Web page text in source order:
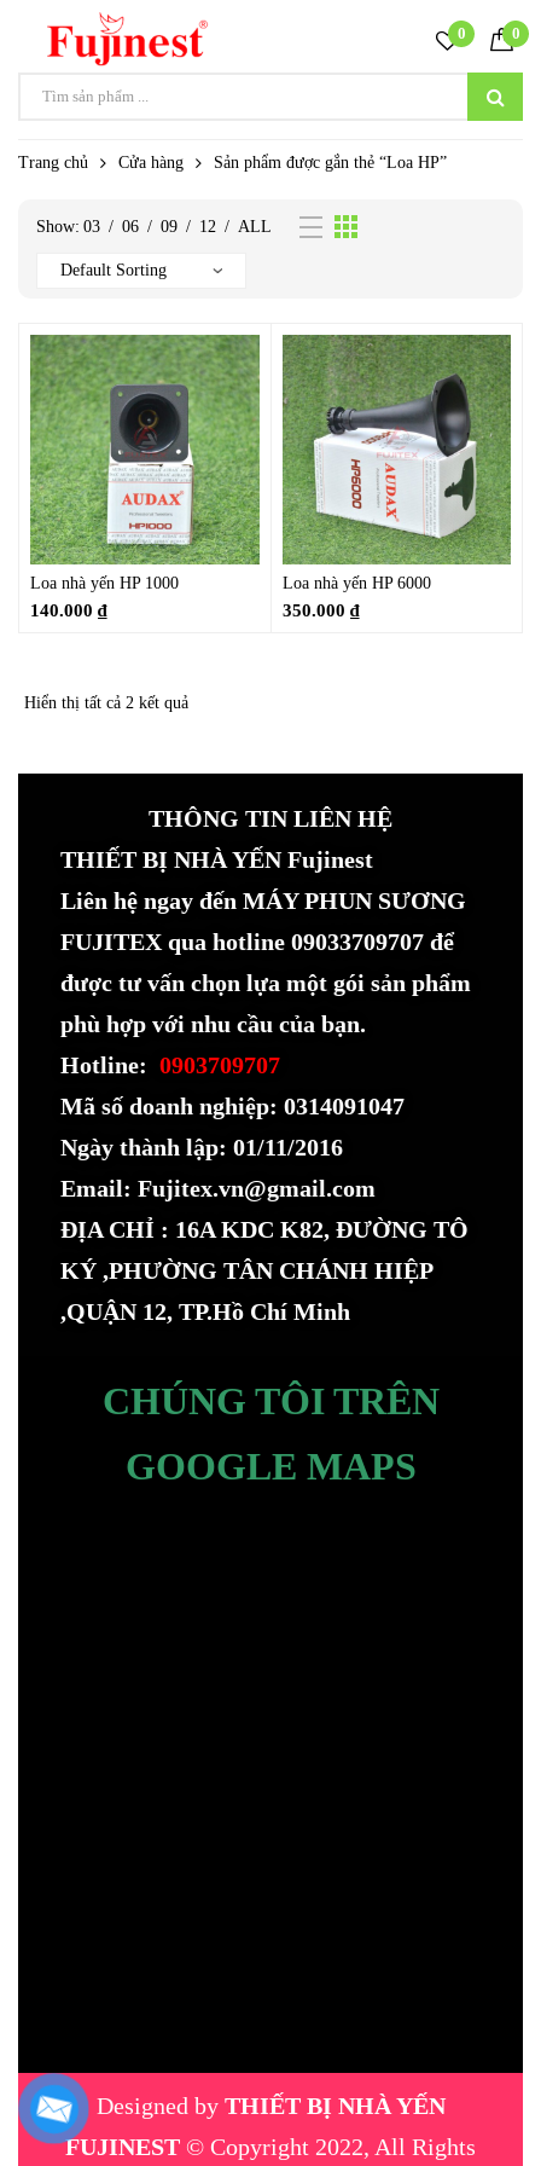
0 0
Trang chủ Cửa hàng Sản phẩm được gắn thẻ “Loa HP”
Show: 03 / 06 / 09 / 12 / ALL
Loa nhà yến HP 1000
140.000 ₫
Loa nhà yến HP 6000
350.000 ₫
Hiển thị tất cả 2 kết quả
THÔNG TIN LIÊN HỆ
THIẾT BỊ NHÀ YẾN Fujinest
Liên hệ ngay đến MÁY PHUN SƯƠNG
FUJITEX qua hotline 09033709707 để
được tư vấn chọn lựa một gói sản phẩm
phù hợp với nhu cầu của bạn.
Hotline: 0903709707
Mã số doanh nghiệp: 0314091047
Ngày thành lập: 01/11/2016
Email: Fujitex.vn@gmail.com
ĐỊA CHỈ : 16A KDC K82, ĐƯỜNG TÔ
KÝ ,PHƯỜNG TÂN CHÁNH HIỆP
,QUẬN 12, TP.Hồ Chí Minh
CHÚNG TÔI TRÊN
GOOGLE MAPS
Designed by THIẾT BỊ NHÀ YẾN
FUJINEST © Copyright 2022, All Rights